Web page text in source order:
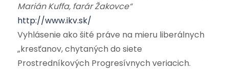
Marián Kuffa, farár Žakovce“
http://www.ikv.sk/
Vyhlásenie ako šité práve na mieru liberálnych
„kresťanov, chytaných do siete
Prostredníkových Progresívnych veriacich.